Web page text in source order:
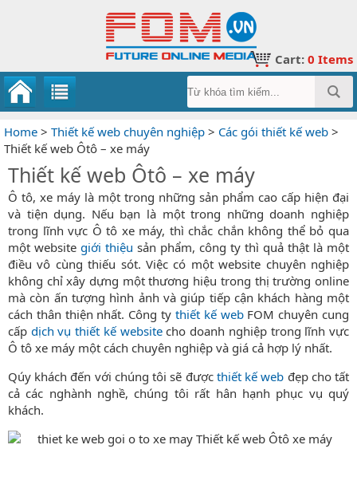
Cart: 0 Items
Home > Thiết kế web chuyên nghiệp > Các gói thiết kế web >
Thiết kế web Ôtô – xe máy
Thiết kế web Ôtô – xe máy
Ô tô, xe máy là một trong những sản phẩm cao cấp hiện đại
và tiện dụng. Nếu bạn là một trong những doanh nghiệp
trong lĩnh vực Ô tô xe máy, thì chắc chắn không thể bỏ qua
một website giới thiệu sản phẩm, công ty thì quả thật là một
điều vô cùng thiếu sót. Việc có một website chuyên nghiệp
không chỉ xây dựng một thương hiệu trong thị trường online
mà còn ấn tượng hình ảnh và giúp tiếp cận khách hàng một
cách thân thiện nhất. Công ty thiết kế webFOM chuyên cung
cấp dịch vụ thiết kế websitecho doanh nghiệp trong lĩnh vực
Ô tô xe máy một cách chuyên nghiệp và giá cả hợp lý nhất.
Qúy khách đến với chúng tôi sẽ được thiết kế web đẹp cho tất
cả các nghành nghề, chúng tôi rất hân hạnh phục vụ quý
khách.